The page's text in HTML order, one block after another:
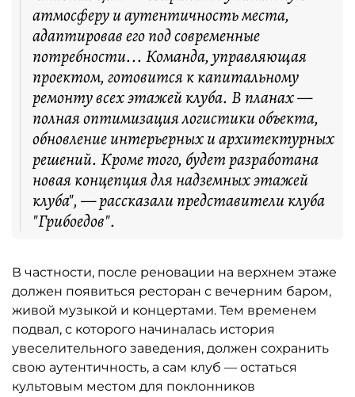
атмосферу и аутентичность места,
адаптировав его под современные
потребности... Команда, управляющая
проектом, готовится к капитальному
ремонту всех этажей клуба. В планах —
полная оптимизация логистики объекта,
обновление интерьерных и архитектурных
решений. Кроме того, будет разработана
новая концепция для надземных этажей
клуба", — рассказали представители клуба
"Грибоедов".
В частности, после реновации на верхнем этаже
должен появиться ресторан с вечерним баром,
живой музыкой и концертами. Тем временем
подвал, с которого начиналась история
увеселительного заведения, должен сохранить
свою аутентичность, а сам клуб — остаться
культовым местом для поклонников